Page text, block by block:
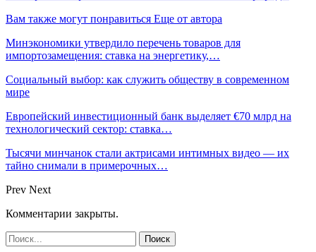
Вам также могут понравиться Еще от автора
Минэкономики утвердило перечень товаров для
импортозамещения: ставка на энергетику,…
Социальный выбор: как служить обществу в современном
мире
Европейский инвестиционный банк выделяет €70 млрд на
технологический сектор: ставка…
Тысячи минчанок стали актрисами интимных видео — их
тайно снимали в примерочных…
Prev Next
Комментарии закрыты.